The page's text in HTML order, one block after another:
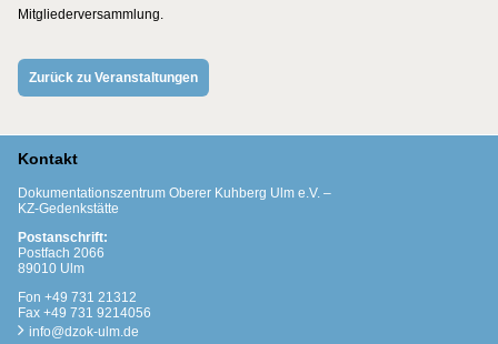
Mitgliederversammlung.
Zurück zu Veranstaltungen
Kontakt
Dokumentationszentrum Oberer Kuhberg Ulm e.V. –
KZ-Gedenkstätte
Postanschrift:
Postfach 2066
89010 Ulm
Fon +49 731 21312
Fax +49 731 9214056
info@dzok-ulm.de